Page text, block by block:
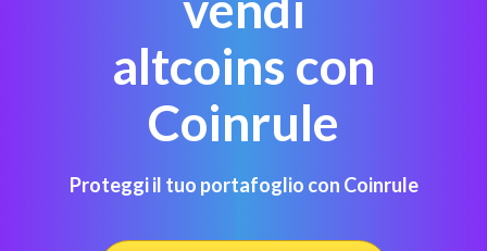
altcoins con
Coinrule
Proteggi il tuo portafoglio con Coinrule